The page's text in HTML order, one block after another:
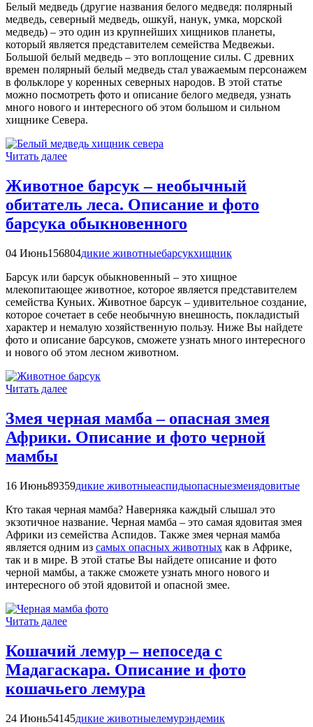
Белый медведь (другие названия белого медведя: полярный
медведь, северный медведь, ошкуй, нанук, умка, морской
медведь) – это один из крупнейших хищников планеты,
который является представителем семейства Медвежьи.
Большой белый медведь – это воплощение силы. С древних
времен полярный белый медведь стал уважаемым персонажем
в фольклоре у коренных северных народов. В этой статье
можно посмотреть фото и описание белого медведя, узнать
много нового и интересного об этом большом и сильном
хищнике Севера.
Читать далее
Животное барсук – необычный
обитатель леса. Описание и фото
барсука обыкновенного
04 Июнь156804дикие животныебарсукхищник
Барсук или барсук обыкновенный – это хищное
млекопитающее животное, которое является представителем
семейства Куньих. Животное барсук – удивительное создание,
которое сочетает в себе необычную внешность, покладистый
характер и немалую хозяйственную пользу. Ниже Вы найдете
фото и описание барсуков, сможете узнать много интересного
и нового об этом лесном животном.
Читать далее
Змея черная мамба – опасная змея
Африки. Описание и фото черной
мамбы
16 Июнь89359дикие животныеаспидыопасныезмеиядовитые
Кто такая черная мамба? Наверняка каждый слышал это
экзотичное название. Черная мамба – это самая ядовитая змея
Африки из семейства Аспидов. Также змея черная мамба
является одним из самых опасных животных как в Африке,
так и в мире. В этой статье Вы найдете описание и фото
черной мамбы, а также сможете узнать много нового и
интересного об этой ядовитой и опасной змее.
Читать далее
Кошачий лемур – непоседа с
Мадагаскара. Описание и фото
кошачьего лемура
24 Июнь54145дикие животныелемурэндемик